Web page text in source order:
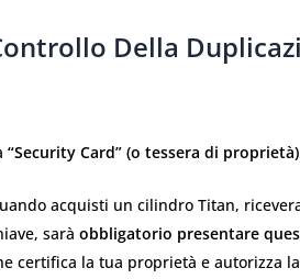
Della
“Security Card” (o tessera di proprietà)
acquisti un cilindro Titan,
sarà obbligatorio presentare
certifica la tua proprietà e autorizza